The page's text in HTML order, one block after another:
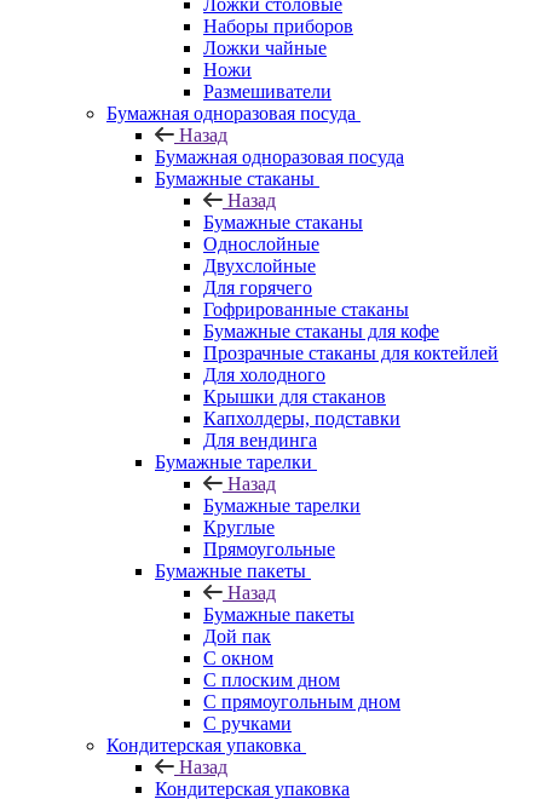
Ложки столовые
Наборы приборов
Ложки чайные
Ножи
Размешиватели
Бумажная одноразовая посуда
Назад
Бумажная одноразовая посуда
Бумажные стаканы
Назад
Бумажные стаканы
Однослойные
Двухслойные
Для горячего
Гофрированные стаканы
Бумажные стаканы для кофе
Прозрачные стаканы для коктейлей
Для холодного
Крышки для стаканов
Капхолдеры, подставки
Для вендинга
Бумажные тарелки
Назад
Бумажные тарелки
Круглые
Прямоугольные
Бумажные пакеты
Назад
Бумажные пакеты
Дой пак
С окном
С плоским дном
С прямоугольным дном
С ручками
Кондитерская упаковка
Назад
Кондитерская упаковка